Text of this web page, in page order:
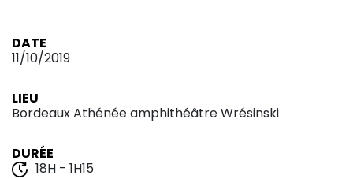
DATE
11/10/2019
LIEU
Bordeaux Athénée amphithéâtre Wrésinski
DURÉE
18H - 1H15